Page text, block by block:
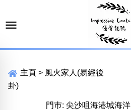
主頁 > 風火家人(易經後
卦)
門巿: 尖沙咀海港城海